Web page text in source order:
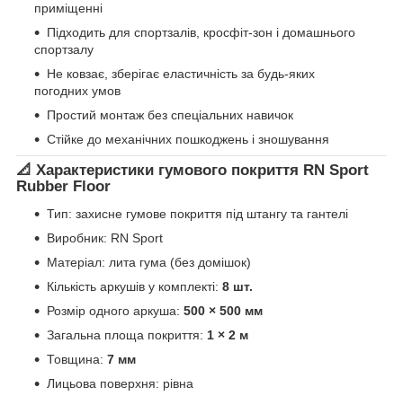
приміщенні
Підходить для спортзалів, кросфіт-зон і домашнього
спортзалу
Не ковзає, зберігає еластичність за будь-яких
погодних умов
Простий монтаж без спеціальних навичок
Стійке до механічних пошкоджень і зношування
📐 Характеристики гумового покриття RN Sport
Rubber Floor
Тип: захисне гумове покриття під штангу та гантелі
Виробник: RN Sport
Матеріал: лита гума (без домішок)
Кількість аркушів у комплекті: 8 шт.
Розмір одного аркуша: 500 × 500 мм
Загальна площа покриття: 1 × 2 м
Товщина: 7 мм
Лицьова поверхня: рівна